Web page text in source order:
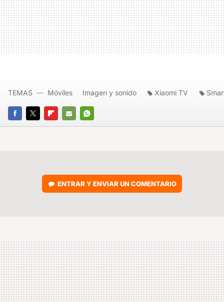
FACEBOOK
TWITTERFLIPBOARD
E-
WHATSAPP
TEMAS Móviles Imagen y sonido Xiaomi TV
ENTRAR Y ENVIAR UN COMENTARIO